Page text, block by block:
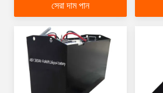
সেরা দাম পান